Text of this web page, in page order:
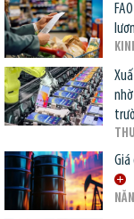
Giá